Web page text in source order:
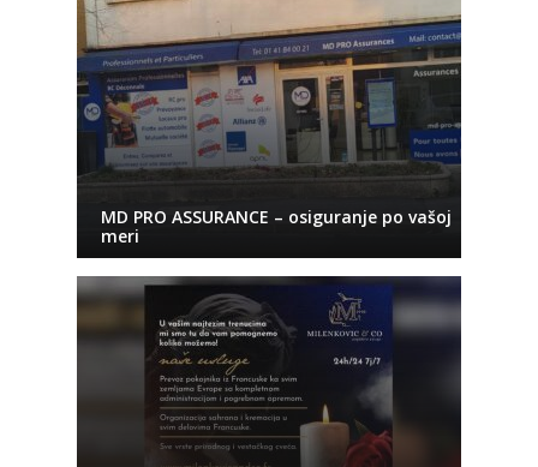
MD PRO ASSURANCE – osiguranje po vašoj
meri